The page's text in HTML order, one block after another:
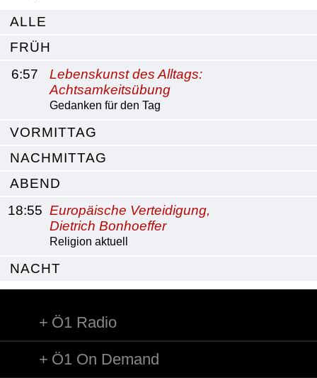
ALLE
FRÜH
6:57
Lebenskunst des Alltags:
Achtsamkeitsübung
Gedanken für den Tag
VORMITTAG
NACHMITTAG
ABEND
18:55 Europäische Verteidigung,
Dietrich Bonhoeffer
Religion aktuell
NACHT
Ö1 Radio
Ö1 On Demand